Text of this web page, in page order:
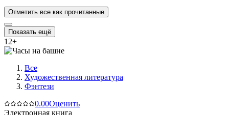
Отметить все как прочитанные
Показать ещё
12+
Все
Художественная литература
Фэнтези
0.00Оценить
Электронная книга